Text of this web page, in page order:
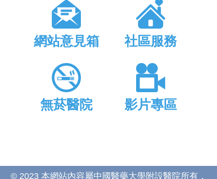
網站意見箱 社區服務
無菸醫院 影片專區
© 2023 本網站內容屬中國醫藥大學附設醫院所有，